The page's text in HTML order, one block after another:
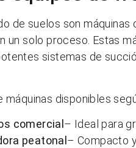
de suelos son máquinas
un solo proceso. Estas
sistemas de
máquinas disponibles
comercial – Ideal para
peatonal – Compacto